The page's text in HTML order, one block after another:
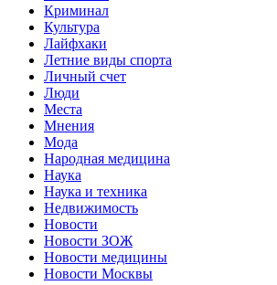
Криминал
Культура
Лайфхаки
Летние виды спорта
Личный счет
Люди
Места
Мнения
Мода
Народная медицина
Наука
Наука и техника
Недвижимость
Новости
Новости ЗОЖ
Новости медицины
Новости Москвы